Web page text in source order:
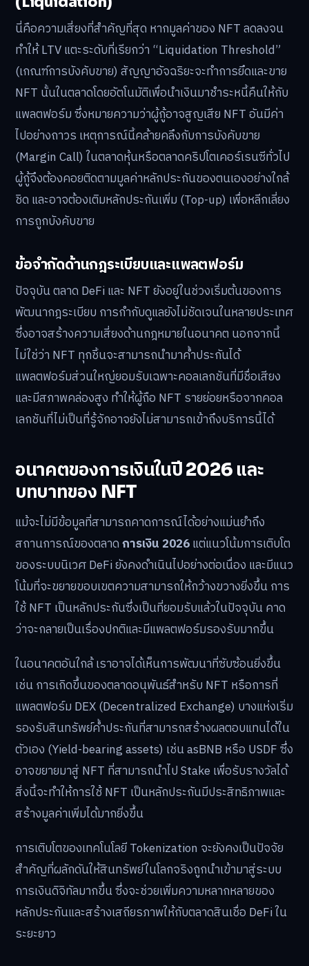
นี่คือความเสี่ยงที่สำคัญที่สุด หากมูลค่าของ NFT ลดลงจน
ทำให้ LTV แตะระดับที่เรียกว่า “Liquidation Threshold”
(เกณฑ์การบังคับขาย) สัญญาอัจฉริยะจะทำการยึดและขาย
NFT นั้นในตลาดโดยอัตโนมัติเพื่อนำเงินมาชำระหนี้คืนให้กับ
แพลตฟอร์ม ซึ่งหมายความว่าผู้กู้อาจสูญเสีย NFT อันมีค่า
ไปอย่างถาวร เหตุการณ์นี้คล้ายคลึงกับการบังคับขาย
(Margin Call) ในตลาดหุ้นหรือตลาดคริปโตเคอร์เรนซีทั่วไป
ผู้กู้จึงต้องคอยติดตามมูลค่าหลักประกันของตนเองอย่างใกล้
ชิด และอาจต้องเติมหลักประกันเพิ่ม (Top-up) เพื่อหลีกเลี่ยง
การถูกบังคับขาย
ข้อจำกัดด้านกฎระเบียบและแพลตฟอร์ม
ปัจจุบัน ตลาด DeFi และ NFT ยังอยู่ในช่วงเริ่มต้นของการ
พัฒนากฎระเบียบ การกำกับดูแลยังไม่ชัดเจนในหลายประเทศ
ซึ่งอาจสร้างความเสี่ยงด้านกฎหมายในอนาคต นอกจากนี้
ไม่ใช่ว่า NFT ทุกชิ้นจะสามารถนำมาค้ำประกันได้
แพลตฟอร์มส่วนใหญ่ยอมรับเฉพาะคอลเลกชันที่มีชื่อเสียง
และมีสภาพคล่องสูง ทำให้ผู้ถือ NFT รายย่อยหรือจากคอล
เลกชันที่ไม่เป็นที่รู้จักอาจยังไม่สามารถเข้าถึงบริการนี้ได้
อนาคตของการเงินในปี 2026 และ
บทบาทของ NFT
แม้จะไม่มีข้อมูลที่สามารถคาดการณ์ได้อย่างแม่นยำถึง
สถานการณ์ของตลาดการเงิน 2026แต่แนวโน้มการเติบโต
ของระบบนิเวศ DeFi ยังคงดำเนินไปอย่างต่อเนื่อง และมีแนว
โน้มที่จะขยายขอบเขตความสามารถให้กว้างขวางยิ่งขึ้น การ
ใช้ NFT เป็นหลักประกันซึ่งเป็นที่ยอมรับแล้วในปัจจุบัน คาด
ว่าจะกลายเป็นเรื่องปกติและมีแพลตฟอร์มรองรับมากขึ้น
ในอนาคตอันใกล้ เราอาจได้เห็นการพัฒนาที่ซับซ้อนยิ่งขึ้น
เช่น การเกิดขึ้นของตลาดอนุพันธ์สำหรับ NFT หรือการที่
แพลตฟอร์ม DEX (Decentralized Exchange) บางแห่งเริ่ม
รองรับสินทรัพย์ค้ำประกันที่สามารถสร้างผลตอบแทนได้ใน
ตัวเอง (Yield-bearing assets) เช่น asBNB หรือ USDF ซึ่ง
อาจขยายมาสู่ NFT ที่สามารถนำไป Stake เพื่อรับรางวัลได้
สิ่งนี้จะทำให้การใช้ NFT เป็นหลักประกันมีประสิทธิภาพและ
สร้างมูลค่าเพิ่มได้มากยิ่งขึ้น
การเติบโตของเทคโนโลยี Tokenization จะยังคงเป็นปัจจัย
สำคัญที่ผลักดันให้สินทรัพย์ในโลกจริงถูกนำเข้ามาสู่ระบบ
การเงินดิจิทัลมากขึ้น ซึ่งจะช่วยเพิ่มความหลากหลายของ
หลักประกันและสร้างเสถียรภาพให้กับตลาดสินเชื่อ DeFi ใน
ระยะยาว